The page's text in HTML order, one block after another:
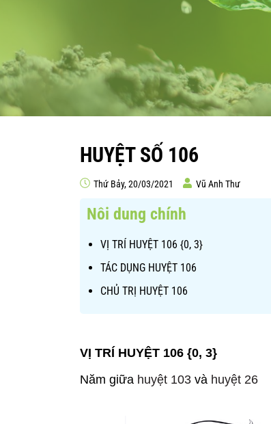
HUYỆT SỐ 106
Thứ Bảy, 20/03/2021 Vũ Anh Thư
Nôi dung chính
VỊ TRÍ HUYỆT 106 {0, 3}
TÁC DỤNG HUYỆT 106
CHỦ TRỊ HUYỆT 106
VỊ TRÍ HUYỆT 106 {0, 3}
Năm giữa huyệt 103 và huyệt 26